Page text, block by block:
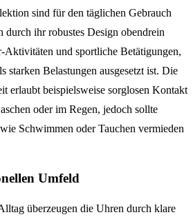
sind für den täglichen Gebrauch
durch ihr robustes Design obendrein
Aktivitäten und sportliche Betätigungen,
starken Belastungen ausgesetzt ist. Die
erlaubt beispielsweise sorglosen Kontakt
oder im Regen, jedoch sollte
Schwimmen oder Tauchen vermieden
Umfeld
überzeugen die Uhren durch klare